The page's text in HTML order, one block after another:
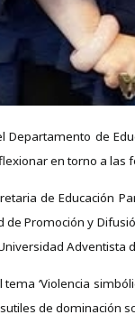
de
en torno a
de Educación
Promoción y
Adventista
‘Violencia
de dominación